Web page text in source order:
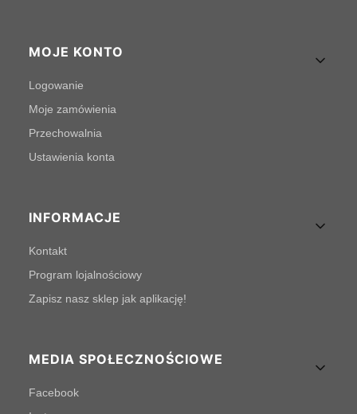
MOJE KONTO
Logowanie
Moje zamówienia
Przechowalnia
Ustawienia konta
INFORMACJE
Kontakt
Program lojalnościowy
Zapisz nasz sklep jak aplikację!
MEDIA SPOŁECZNOŚCIOWE
Facebook